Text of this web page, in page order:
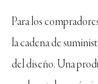
Para los
la cadena de
del diseño. Una